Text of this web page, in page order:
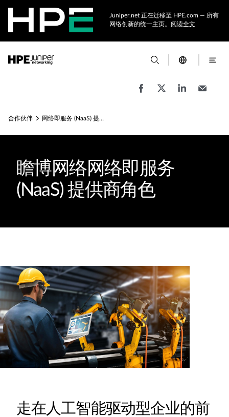
Juniper.net 正在迁移至 HPE.com — 所有
网络创新的统一主页。 阅读全文
合作伙伴 网络即服务 (NaaS) 提供商角色
瞻博网络网络即服务
(NaaS) 提供商角色
走在人工智能驱动型企业的前